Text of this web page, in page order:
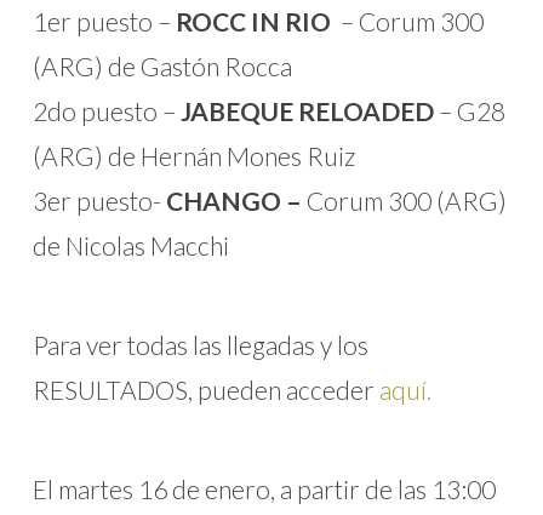
1er puesto – ROCC IN RIO – Corum 300
(ARG) de Gastón Rocca
2do puesto – JABEQUE RELOADED– G28
(ARG) de Hernán Mones Ruiz
3er puesto- CHANGO – Corum 300 (ARG)
de Nicolas Macchi
Para ver todas las llegadas y los
RESULTADOS, pueden acceder aquí.
El martes 16 de enero, a partir de las 13:00